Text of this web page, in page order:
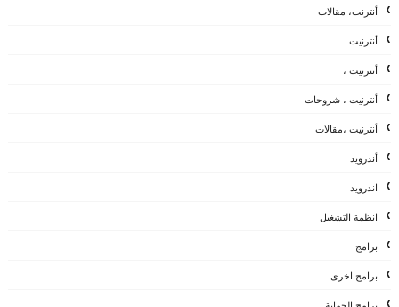
أنترنت، مقالات
أنترنيت
أنترنيت ،
أنترنيت ، شروحات
أنترنيت ،مقالات
أندرويد
اندرويد
انظمة التشغيل
برامج
برامج اخرى